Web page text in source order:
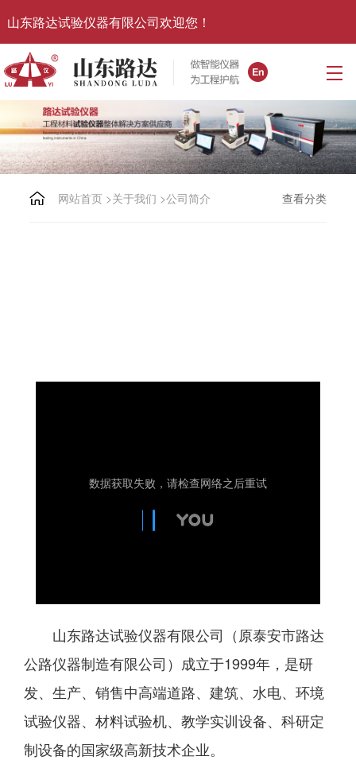
山东路达试验仪器有限公司欢迎您！
网站首页>关于我们 >公司简介 查看分类
山东路达试验仪器有限公司（原泰安市路达
公路仪器制造有限公司）成立于1999年，是研
发、生产、销售中高端道路、建筑、水电、环境
试验仪器、材料试验机、教学实训设备、科研定
制设备的国家级高新技术企业。